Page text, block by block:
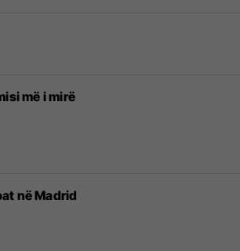
më i mirë
në Madrid